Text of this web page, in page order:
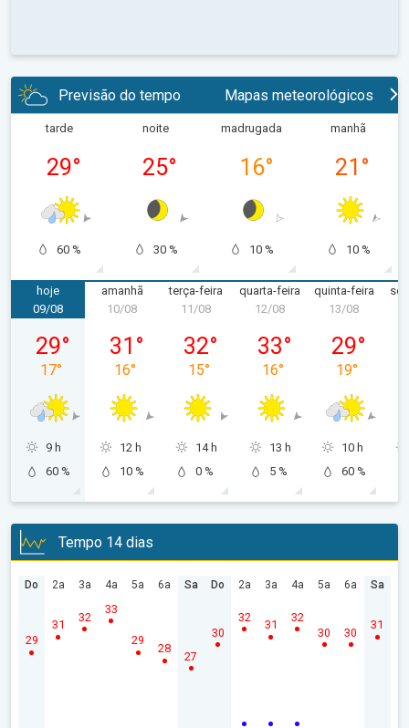
Previsão do tempo Mapas meteorológicos
tarde
29°
60 %
noite
25°
30 %
madrugada
16°
10 %
manhã
21 °
10 %
hoje
domingo, 09/08
09/08
29°
17°
9 h
60 %
amanhã
segunda-feira, 10/08
10/08
31 °
16°
12 h
10 %
terça-feira
terça-feira, 11/08
11/08
32°
15°
14 h
0 %
quarta-feira
quarta-feira, 12/08
12/08
33°
16°
13 h
5 %
quinta-feira
13/08
29°
19°
10 h
60 %
Tempo 14 dias
Do
29
2a
31
3a
32
4a
33
5a
29
6a
28
Sa
27
Do
30
2a
32
3a
31
4a
32
5a
30
6a
30
Sa
31